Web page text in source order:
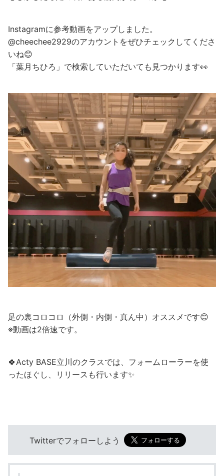
Instagramに参考動画をアップしました。
@cheechee2929のアカウントをぜひチェックしてくださ
いね😊
「葉月ちひろ」で検索していただいても見つかります👀
足の裏コロコロ（外側・内側・真ん中）オススメです😊
※動画は2倍速です。
🍀Acty BASE立川のクラスでは、フォームローラーを使
ったほぐし、リリースも行います✨
Twitterでフォローしよう